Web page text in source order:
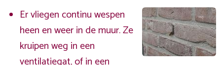
Er vliegen continu wespen
heen en weer in de muur. Ze
kruipen weg in een